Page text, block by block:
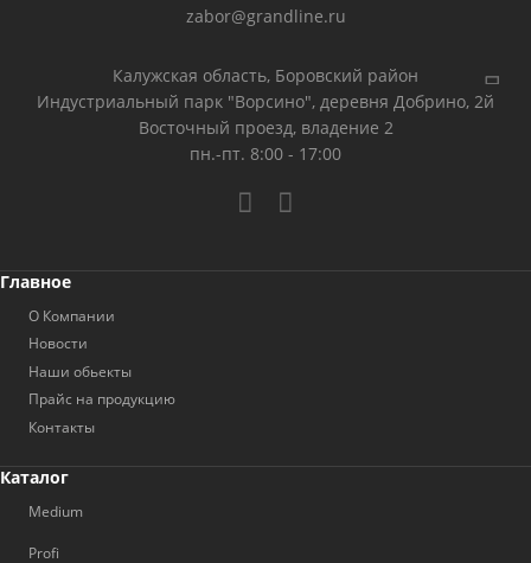
Главное
О Компании
Новости
Наши обьекты
Прайс на продукцию
Контакты
Каталог
Medium
Profi
zabor@grandline.ru
Калужская область, Боровский район
Индустриальный парк "Ворсино", деревня Добрино, 2й
Восточный проезд, владение 2
пн.-пт. 8:00 - 17:00